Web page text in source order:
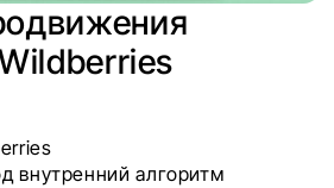
внутренний алгоритм